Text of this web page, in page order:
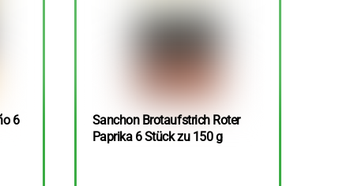
6
Sanchon Brotaufstrich Roter
Paprika 6 Stück zu 150 g